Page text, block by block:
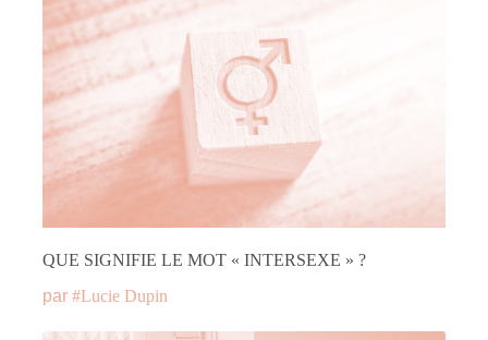
QUE SIGNIFIE LE MOT « INTERSEXE » ?
par #Lucie Dupin